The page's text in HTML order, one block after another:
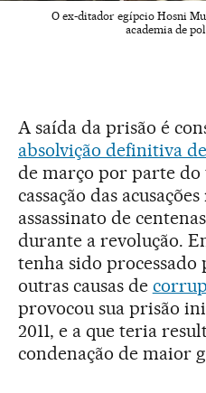
O ex-ditador egípcio Hosni
academia de
A saída da prisão é
absolvição definitiva
de março por parte
cassação das
assassinato de
durante a revolução.
tenha sido
outras causas de
provocou sua prisão
2011, e a que teria
condenação de maior